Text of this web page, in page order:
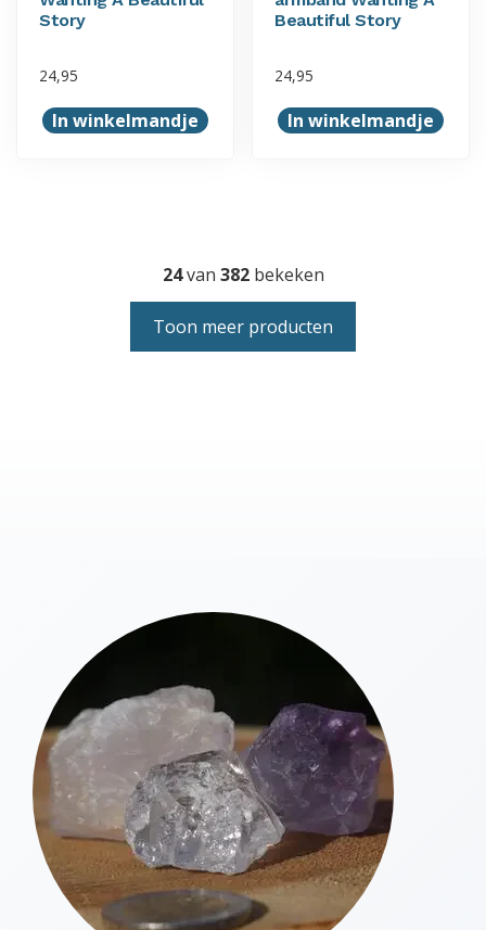
Story
24,95
In winkelmandje
Beautiful Story
24,95
In winkelmandje
24van 382bekeken
Toon meer producten